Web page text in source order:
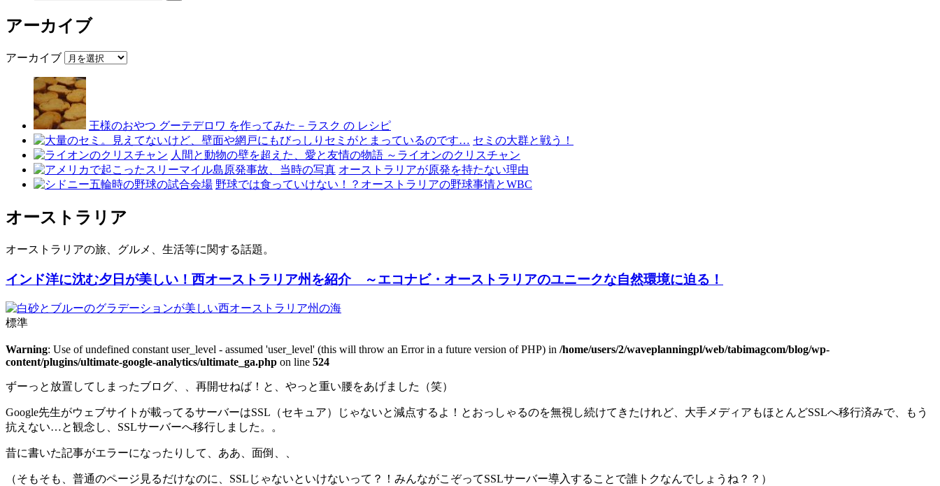
アーカイブ
アーカイブ
王様のおやつ グーテデロワ を作ってみた－ラスク の レシピ
セミの大群と戦う！
人間と動物の壁を超えた、愛と友情の物語 ～ライオンのクリスチャン
オーストラリアが原発を持たない理由
野球では食っていけない！？オーストラリアの野球事情とWBC
オーストラリア
オーストラリアの旅、グルメ、生活等に関する話題。
インド洋に沈む夕日が美しい！西オーストラリア州を紹介 ～エコナビ・オーストラリアのユニークな自然環境に迫る！
標準
Warning: Use of undefined constant user_level - assumed 'user_level' (this will throw an Error in a future version of PHP) in /home/users/2/waveplanningpl/web/tabimagcom/blog/wp-
content/plugins/ultimate-google-analytics/ultimate_ga.php on line 524
ずーっと放置してしまったブログ、、再開せねば！と、やっと重い腰をあげました（笑）
Google先生がウェブサイトが載ってるサーバーはSSL（セキュア）じゃないと減点するよ！とおっしゃるのを無視し続けてきたけれど、大手メディアもほとんどSSLへ移行済みで、もう
抗えない…と観念し、SSLサーバーへ移行しました。。
昔に書いた記事がエラーになったりして、ああ、面倒、、
（そもそも、普通のページ見るだけなのに、SSLじゃないといけないって？！みんながこぞってSSLサーバー導入することで誰トクなんでしょうね？？）